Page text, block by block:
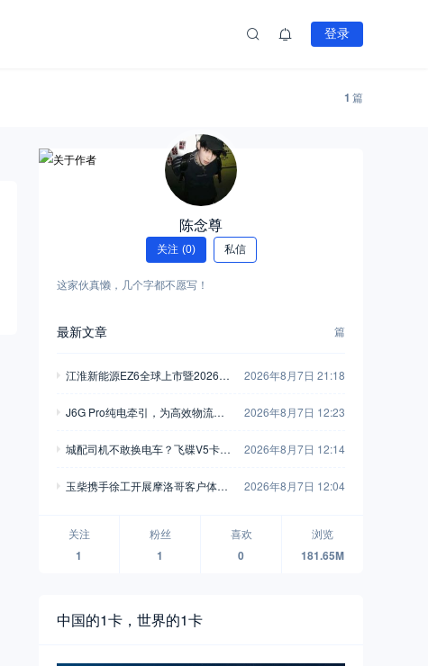
登录
1 篇
陈念尊
关注 (0) 私信
这家伙真懒，几个字都不愿写！
最新文章 篇
江淮新能源EZ6全球上市暨2026商
2026年8月7日 21:18
J6G Pro纯电牵引，为高效物流注
2026年8月7日 12:23
城配司机不敢换电车？飞碟V5卡用
把信心拉满
2026年8月7日 12:14
玉柴携手徐工开展摩洛哥客户体验
2026年8月7日 12:04
关注
1
粉丝
1
喜欢
0
浏览
181.65M
中国的1卡，世界的1卡